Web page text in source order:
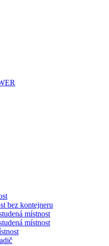
bez kontejneru
místnost
místnost